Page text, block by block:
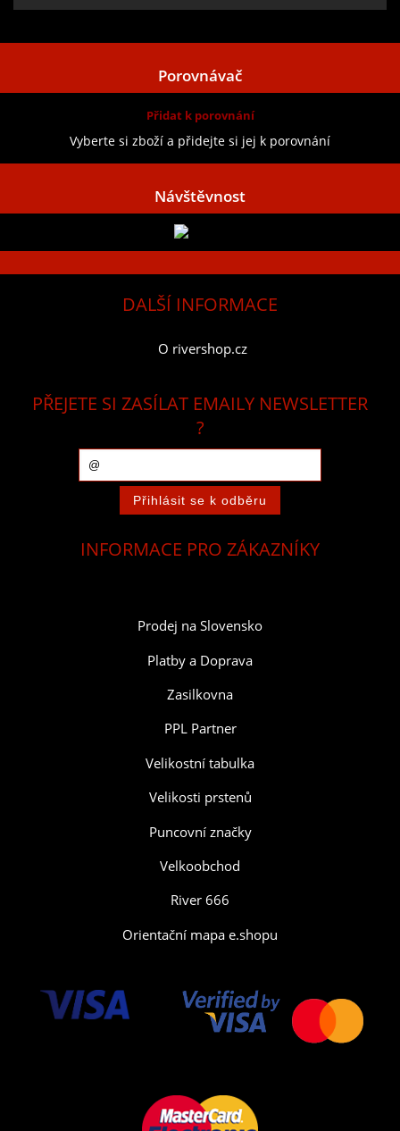
Porovnávač
Přidat k porovnání
Vyberte si zboží a přidejte si jej k porovnání
Návštěvnost
DALŠÍ INFORMACE
O rivershop.cz
PŘEJETE SI ZASÍLAT EMAILY NEWSLETTER
?
INFORMACE PRO ZÁKAZNÍKY
Prodej na Slovensko
Platby a Doprava
Zasilkovna
PPL Partner
Velikostní tabulka
Velikosti prstenů
Puncovní značky
Velkoobchod
River 666
Orientační mapa e.shopu